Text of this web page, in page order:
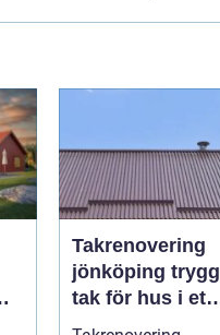
Takrenovering
jönköping tryggt
tak för hus i ett
utsatt klimat